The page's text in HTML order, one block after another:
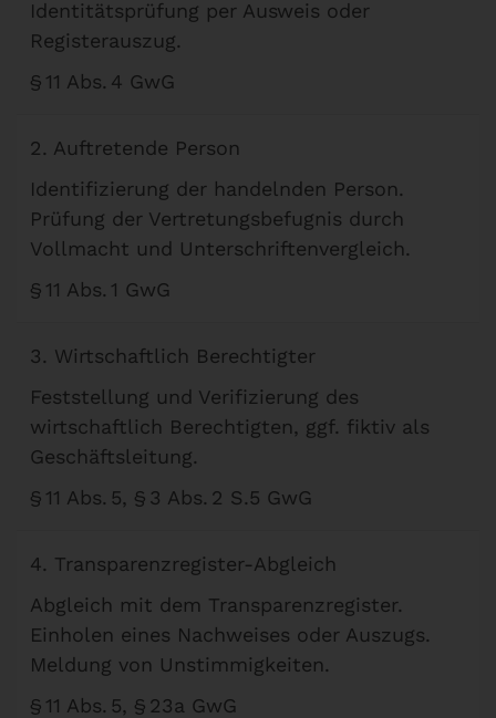
Identitätsprüfung per Ausweis oder
Registerauszug.
§ 11 Abs. 4 GwG
2. Auftretende Person
Identifizierung der handelnden Person.
Prüfung der Vertretungsbefugnis durch
Vollmacht und Unterschriftenvergleich.
§ 11 Abs. 1 GwG
3. Wirtschaftlich Berechtigter
Feststellung und Verifizierung des
wirtschaftlich Berechtigten, ggf. fiktiv als
Geschäftsleitung.
§ 11 Abs. 5, § 3 Abs. 2 S.5 GwG
4. Transparenzregister-Abgleich
Abgleich mit dem Transparenzregister.
Einholen eines Nachweises oder Auszugs.
Meldung von Unstimmigkeiten.
§ 11 Abs. 5, § 23a GwG